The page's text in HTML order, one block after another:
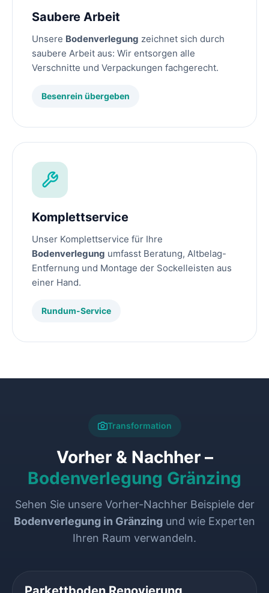
Saubere Arbeit
Unsere Bodenverlegung zeichnet sich durch
saubere Arbeit aus: Wir entsorgen alle
Verschnitte und Verpackungen fachgerecht.
Besenrein übergeben
Komplettservice
Unser Komplettservice für Ihre
Bodenverlegung umfasst Beratung, Altbelag-
Entfernung und Montage der Sockelleisten aus
einer Hand.
Rundum-Service
Transformation
Vorher & Nachher –
Bodenverlegung Gränzing
Sehen Sie unsere Vorher-Nachher Beispiele der
Bodenverlegung in Gränzing und wie Experten
Ihren Raum verwandeln.